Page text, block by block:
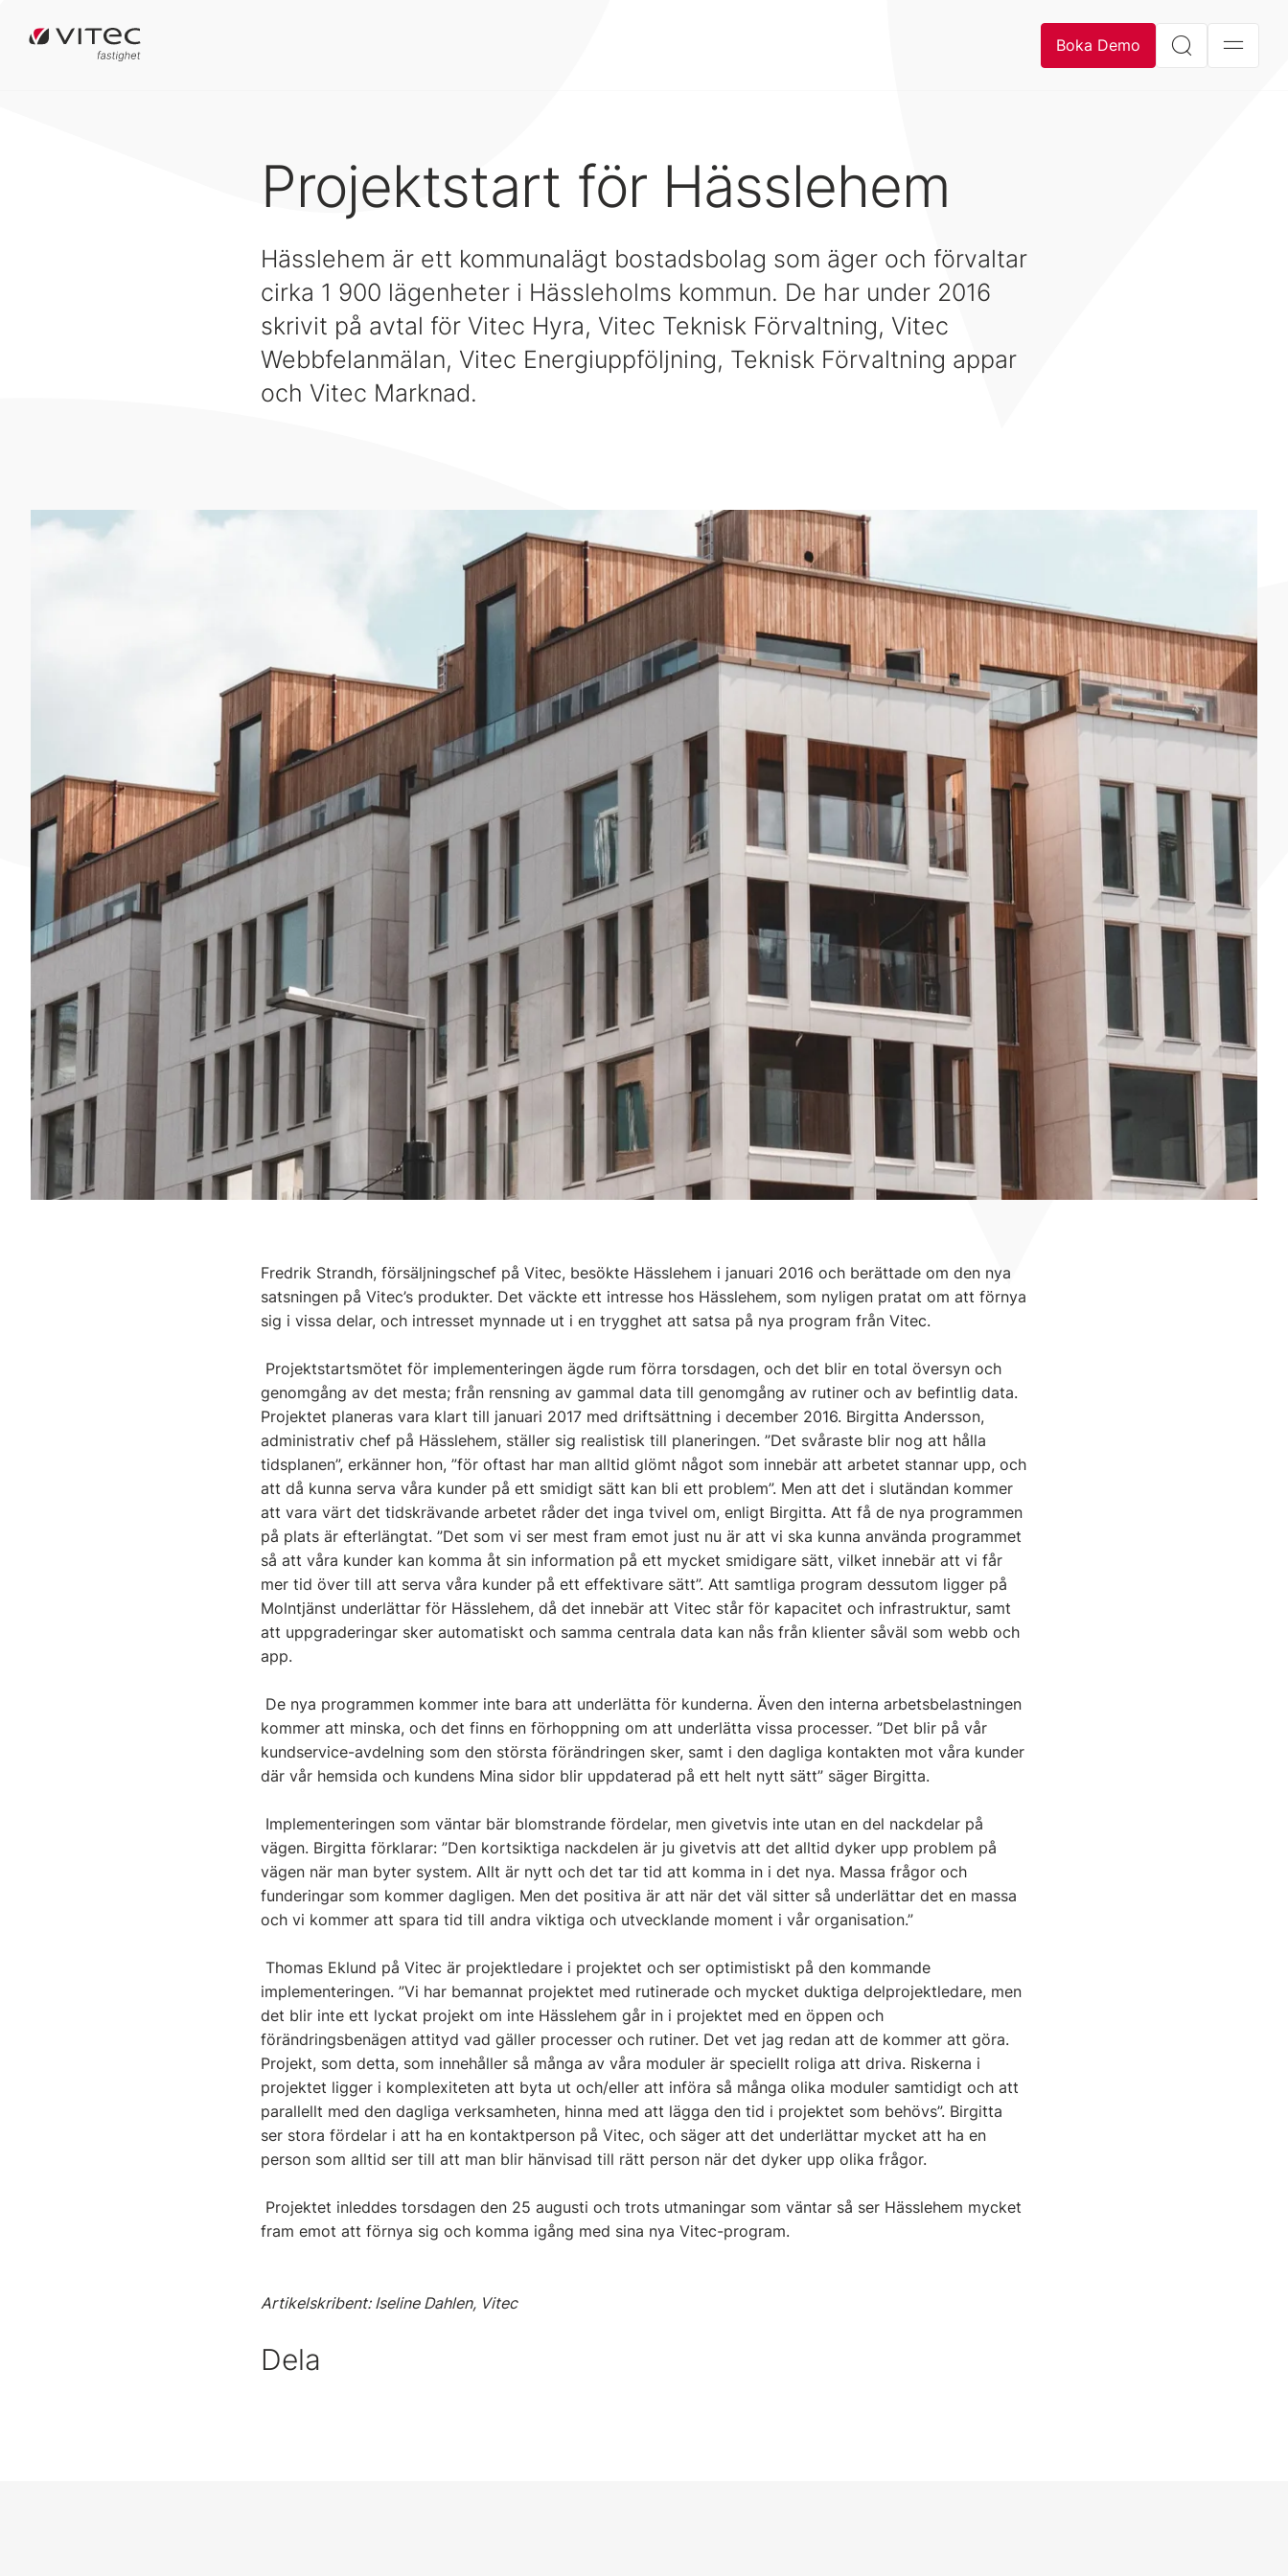
Boka Demo
Projektstart för Hässlehem
Hässlehem är ett kommunalägt bostadsbolag som äger och förvaltar
cirka 1 900 lägenheter i Hässleholms kommun. De har under 2016
skrivit på avtal för Vitec Hyra, Vitec Teknisk Förvaltning, Vitec
Webbfelanmälan, Vitec Energiuppföljning, Teknisk Förvaltning appar
och Vitec Marknad.
Fredrik Strandh, försäljningschef på Vitec, besökte Hässlehem i januari 2016 och berättade om den nya
satsningen på Vitec’s produkter. Det väckte ett intresse hos Hässlehem, som nyligen pratat om att förnya
sig i vissa delar, och intresset mynnade ut i en trygghet att satsa på nya program från Vitec.
Projektstartsmötet för implementeringen ägde rum förra torsdagen, och det blir en total översyn och
genomgång av det mesta; från rensning av gammal data till genomgång av rutiner och av befintlig data.
Projektet planeras vara klart till januari 2017 med driftsättning i december 2016. Birgitta Andersson,
administrativ chef på Hässlehem, ställer sig realistisk till planeringen. ”Det svåraste blir nog att hålla
tidsplanen”, erkänner hon, ”för oftast har man alltid glömt något som innebär att arbetet stannar upp, och
att då kunna serva våra kunder på ett smidigt sätt kan bli ett problem”. Men att det i slutändan kommer
att vara värt det tidskrävande arbetet råder det inga tvivel om, enligt Birgitta. Att få de nya programmen
på plats är efterlängtat. ”Det som vi ser mest fram emot just nu är att vi ska kunna använda programmet
så att våra kunder kan komma åt sin information på ett mycket smidigare sätt, vilket innebär att vi får
mer tid över till att serva våra kunder på ett effektivare sätt”. Att samtliga program dessutom ligger på
Molntjänst underlättar för Hässlehem, då det innebär att Vitec står för kapacitet och infrastruktur, samt
att uppgraderingar sker automatiskt och samma centrala data kan nås från klienter såväl som webb och
app.
De nya programmen kommer inte bara att underlätta för kunderna. Även den interna arbetsbelastningen
kommer att minska, och det finns en förhoppning om att underlätta vissa processer. ”Det blir på vår
kundservice-avdelning som den största förändringen sker, samt i den dagliga kontakten mot våra kunder
där vår hemsida och kundens Mina sidor blir uppdaterad på ett helt nytt sätt” säger Birgitta.
Implementeringen som väntar bär blomstrande fördelar, men givetvis inte utan en del nackdelar på
vägen. Birgitta förklarar: ”Den kortsiktiga nackdelen är ju givetvis att det alltid dyker upp problem på
vägen när man byter system. Allt är nytt och det tar tid att komma in i det nya. Massa frågor och
funderingar som kommer dagligen. Men det positiva är att när det väl sitter så underlättar det en massa
och vi kommer att spara tid till andra viktiga och utvecklande moment i vår organisation.”
Thomas Eklund på Vitec är projektledare i projektet och ser optimistiskt på den kommande
implementeringen. ”Vi har bemannat projektet med rutinerade och mycket duktiga delprojektledare, men
det blir inte ett lyckat projekt om inte Hässlehem går in i projektet med en öppen och
förändringsbenägen attityd vad gäller processer och rutiner. Det vet jag redan att de kommer att göra.
Projekt, som detta, som innehåller så många av våra moduler är speciellt roliga att driva. Riskerna i
projektet ligger i komplexiteten att byta ut och/eller att införa så många olika moduler samtidigt och att
parallellt med den dagliga verksamheten, hinna med att lägga den tid i projektet som behövs”. Birgitta
ser stora fördelar i att ha en kontaktperson på Vitec, och säger att det underlättar mycket att ha en
person som alltid ser till att man blir hänvisad till rätt person när det dyker upp olika frågor.
Projektet inleddes torsdagen den 25 augusti och trots utmaningar som väntar så ser Hässlehem mycket
fram emot att förnya sig och komma igång med sina nya Vitec-program.
Artikelskribent: Iseline Dahlen, Vitec
Dela